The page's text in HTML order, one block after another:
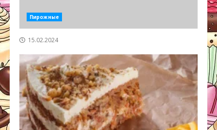
Пирожные
15.02.2024